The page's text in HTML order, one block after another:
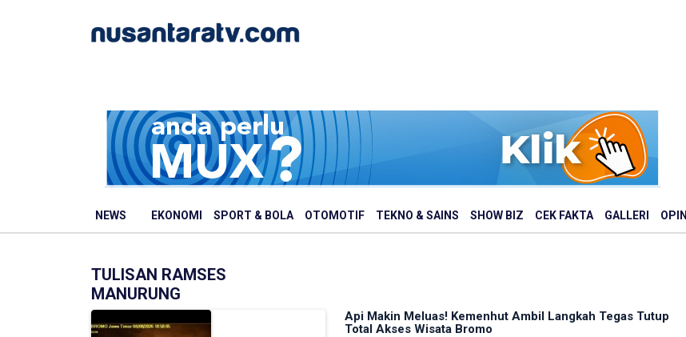
NEWS EKONOMI SPORT & BOLA OTOMOTIF TEKNO & SAINS SHOW BIZ CEK FAKTA GALLERI OPINI
TULISAN RAMSES
MANURUNG
Api Makin Meluas! Kemenhut Ambil Langkah Tegas Tutup
Total Akses Wisata Bromo